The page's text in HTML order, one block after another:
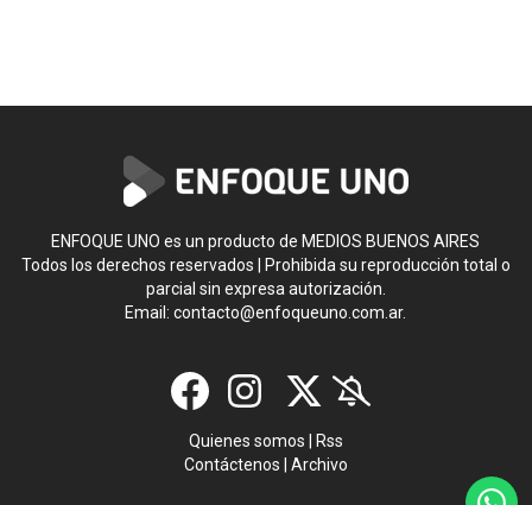
ENFOQUE UNO es un producto de MEDIOS BUENOS AIRES
Todos los derechos reservados | Prohibida su reproducción total o
parcial sin expresa autorización.
Email:contacto@enfoqueuno.com.ar.
Quienes somos
Rss
Contáctenos
Archivo